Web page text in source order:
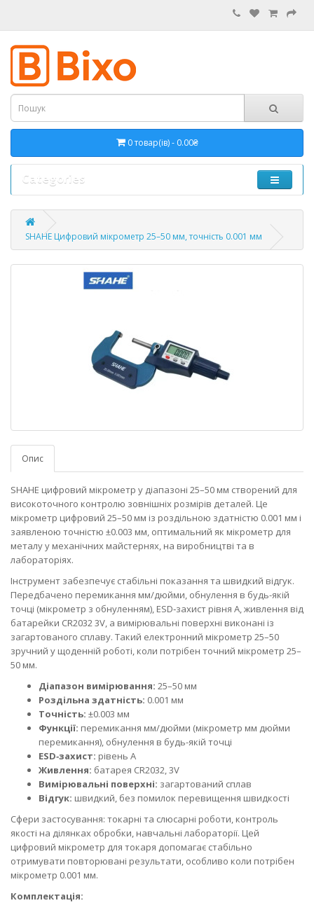
0 товар(ів) - 0.00₴
Categories
SHAHE Цифровий мікрометр 25–50 мм, точність 0.001 мм
Опис
SHAHE цифровий мікрометр у діапазоні 25–50 мм створений для
високоточного контролю зовнішніх розмірів деталей. Це
мікрометр цифровий 25–50 мм із роздільною здатністю 0.001 мм і
заявленою точністю ±0.003 мм, оптимальний як мікрометр для
металу у механічних майстернях, на виробництві та в
лабораторіях.
Інструмент забезпечує стабільні показання та швидкий відгук.
Передбачено перемикання мм/дюйми, обнулення в будь-якій
точці (мікрометр з обнуленням), ESD‑захист рівня A, живлення від
батарейки CR2032 3V, а вимірювальні поверхні виконані із
загартованого сплаву. Такий електронний мікрометр 25–50
зручний у щоденній роботі, коли потрібен точний мікрометр 25–
50 мм.
Діапазон вимірювання: 25–50 мм
Роздільна здатність: 0.001 мм
Точність: ±0.003 мм
Функції: перемикання мм/дюйми (мікрометр мм дюйми
перемикання), обнулення в будь-якій точці
ESD‑захист: рівень A
Живлення: батарея CR2032, 3V
Вимірювальні поверхні: загартований сплав
Відгук: швидкий, без помилок перевищення швидкості
Сфери застосування: токарні та слюсарні роботи, контроль
якості на ділянках обробки, навчальні лабораторії. Цей
цифровий мікрометр для токаря допомагає стабільно
отримувати повторювані результати, особливо коли потрібен
мікрометр 0.001 мм.
Комплектація: